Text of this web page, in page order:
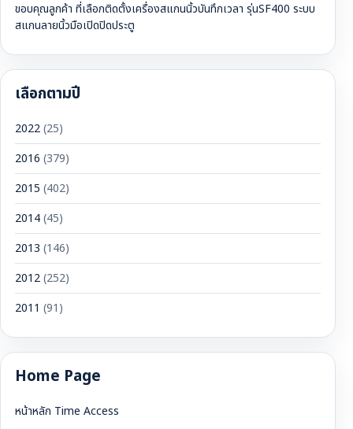
ขอบคุณลูกค้า ที่เลือกติดตั้งเครื่องสแกนนิ้วบันทึกเวลา รุ่นSF400 ระบบ
สแกนลายนิ้วมือเปิดปิดประตู
เลือกตามปี
2022(25)
2016 (379)
2015 (402)
2014(45)
2013 (146)
2012(252)
2011 (91)
Home Page
หน้าหลัก Time Access